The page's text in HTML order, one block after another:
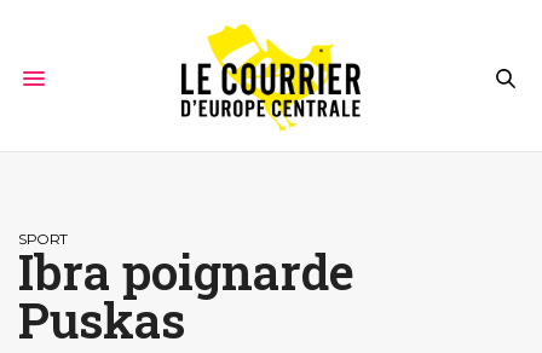
SPORT
Ibra poignarde
Puskas